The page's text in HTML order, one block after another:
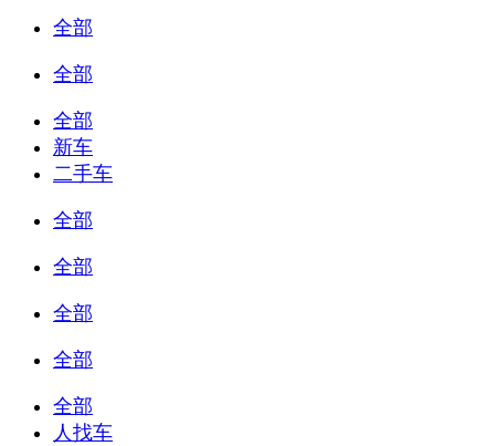
全部
全部
全部
新车
二手车
全部
全部
全部
全部
全部
人找车